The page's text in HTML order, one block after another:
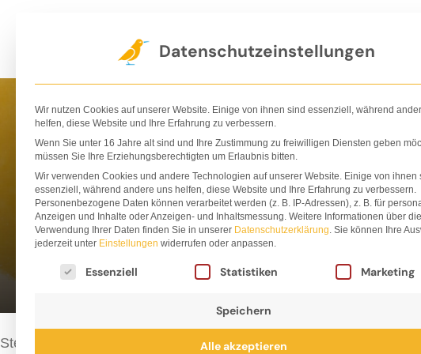
Stephan
Stephan Lomp, geboren 1973 in Düsseldorf, studierte Visuelle
Datenschutzeinstellungen
Wir nutzen Cookies auf unserer Website. Einige von ihnen sind essenziell, während
helfen, diese Website und Ihre Erfahrung zu verbessern.
Wenn Sie unter 16 Jahre alt sind und Ihre Zustimmung zu freiwilligen Diensten geben
müssen Sie Ihre Erziehungsberechtigten um Erlaubnis bitten.
Wir verwenden Cookies und andere Technologien auf unserer Website. Einige von ihnen
essenziell, während andere uns helfen, diese Website und Ihre Erfahrung zu verbessern.
Personenbezogene Daten können verarbeitet werden (z. B. IP-Adressen), z. B. für
Anzeigen und Inhalte oder Anzeigen- und Inhaltsmessung. Weitere Informationen über die
Verwendung Ihrer Daten finden Sie in unserer Datenschutzerklärung. Sie können Ihre
jederzeit unter Einstellungen widerrufen oder anpassen.
Es folgt eine Liste der Service-Gruppen, für die eine
Essenziell Statistiken Marketing
Speichern
Alle akzeptieren